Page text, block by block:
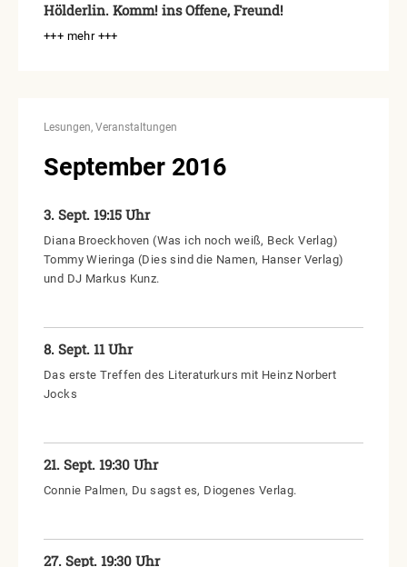
Hölderlin. Komm! ins Offene, Freund!
+++ mehr +++
Lesungen Veranstaltungen
September 2016
3. Sept. 19:15 Uhr
Diana Broeckhoven (Was ich noch weiß, Beck Verlag)
Tommy Wieringa (Dies sind die Namen, Hanser Verlag)
und DJ Markus Kunz.
8. Sept. 11 Uhr
Das erste Treffen des Literaturkurs mit Heinz Norbert
Jocks
21. Sept. 19:30 Uhr
Connie Palmen, Du sagst es, Diogenes Verlag.
27. Sept. 19:30 Uhr